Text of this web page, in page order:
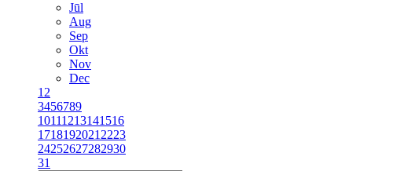
Jūl
Aug
Sep
Okt
Nov
Dec
1 2
3456789
10111213141516
1718192021 2223
24252627282930
31